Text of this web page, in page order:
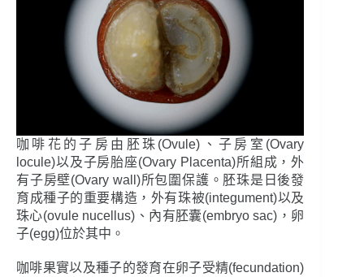
咖啡花的子房由胚珠(Ovule)、子房室(Ovary
locule)以及子房胎座(Ovary Placenta)所組成，外
有子房壁(Ovary wall)所包圍保護。胚珠是日後發
育成種子的重要構造，外有珠被(integument)以及
珠心(ovule nucellus)、內有胚囊(embryo sac)，卵
子(egg)位於其中。
咖啡果實以及種子的發育在卵子受精(fecundation)